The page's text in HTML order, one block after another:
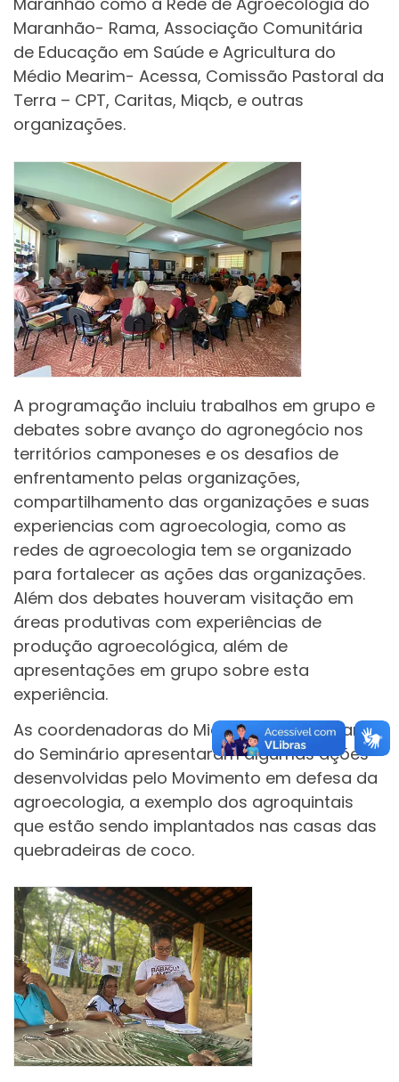
Maranhão- Rama, Associação Comunitária
de Educação em Saúde e Agricultura do
Médio Mearim- Acessa, Comissão Pastoral da
Terra – CPT, Caritas, Miqcb, e outras
organizações.
A programação incluiu trabalhos em grupo e
debates sobre avanço do agronegócio nos
territórios camponeses e os desafios de
enfrentamento pelas organizações,
compartilhamento das organizações e suas
experiencias com agroecologia, como as
redes de agroecologia tem se organizado
para fortalecer as ações das organizações.
Além dos debates houveram visitação em
áreas produtivas com experiências de
produção agroecológica, além de
apresentações em grupo sobre esta
experiência.
As coordenadoras do Miqcb que participaram
do Seminário apresentaram algumas ações
desenvolvidas pelo Movimento em defesa da
agroecologia, a exemplo dos agroquintais
que estão sendo implantados nas casas das
quebradeiras de coco.